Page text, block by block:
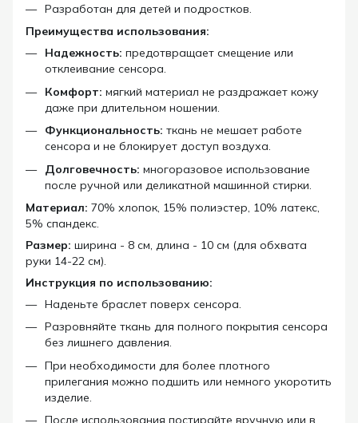
Разработан для детей и подростков.
Преимущества использования:
Надежность: предотвращает смещение или
отклеивание сенсора.
Комфорт: мягкий материал не раздражает кожу
даже при длительном ношении.
Функциональность: ткань не мешает работе
сенсора и не блокирует доступ воздуха.
Долговечность: многоразовое использование
после ручной или деликатной машинной стирки.
Материал: 70% хлопок, 15% полиэстер, 10% латекс,
5% спандекс.
Размер: ширина - 8 см, длина - 10 см (для обхвата
руки 14-22 см).
Инструкция по использованию:
Наденьте браслет поверх сенсора.
Разровняйте ткань для полного покрытия сенсора
без лишнего давления.
При необходимости для более плотного
прилегания можно подшить или немного укоротить
изделие.
После использования постирайте вручную или в